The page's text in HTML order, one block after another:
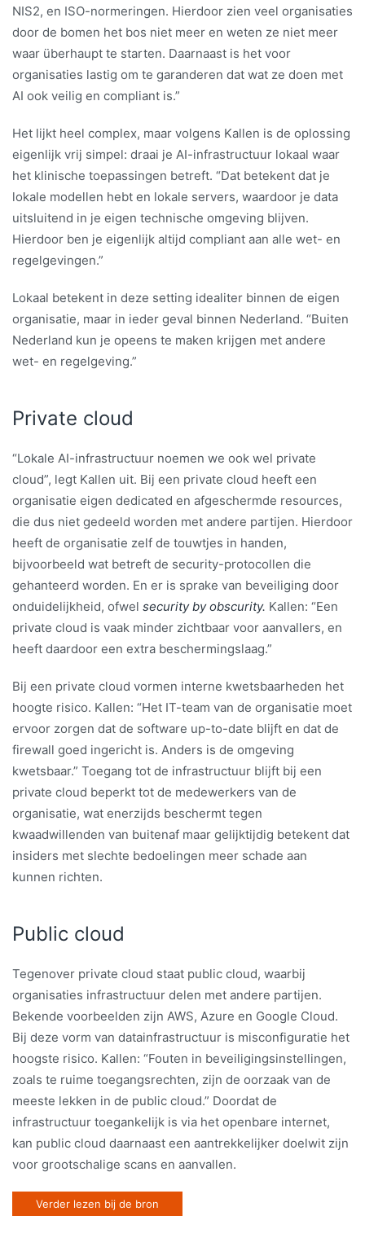
NIS2, en ISO-normeringen. Hierdoor zien veel organisaties
door de bomen het bos niet meer en weten ze niet meer
waar überhaupt te starten. Daarnaast is het voor
organisaties lastig om te garanderen dat wat ze doen met
AI ook veilig en compliant is.”
Het lijkt heel complex, maar volgens Kallen is de oplossing
eigenlijk vrij simpel: draai je AI-infrastructuur lokaal waar
het klinische toepassingen betreft. “Dat betekent dat je
lokale modellen hebt en lokale servers, waardoor je data
uitsluitend in je eigen technische omgeving blijven.
Hierdoor ben je eigenlijk altijd compliant aan alle wet- en
regelgevingen.”
Lokaal betekent in deze setting idealiter binnen de eigen
organisatie, maar in ieder geval binnen Nederland. “Buiten
Nederland kun je opeens te maken krijgen met andere
wet- en regelgeving.”
Private cloud
“Lokale AI-infrastructuur noemen we ook wel private
cloud”, legt Kallen uit. Bij een private cloud heeft een
organisatie eigen dedicated en afgeschermde resources,
die dus niet gedeeld worden met andere partijen. Hierdoor
heeft de organisatie zelf de touwtjes in handen,
bijvoorbeeld wat betreft de security-protocollen die
gehanteerd worden. En er is sprake van beveiliging door
onduidelijkheid, ofwel security by obscurity. Kallen: “Een
private cloud is vaak minder zichtbaar voor aanvallers, en
heeft daardoor een extra beschermingslaag.”
Bij een private cloud vormen interne kwetsbaarheden het
hoogte risico. Kallen: “Het IT-team van de organisatie moet
ervoor zorgen dat de software up-to-date blijft en dat de
firewall goed ingericht is. Anders is de omgeving
kwetsbaar.” Toegang tot de infrastructuur blijft bij een
private cloud beperkt tot de medewerkers van de
organisatie, wat enerzijds beschermt tegen
kwaadwillenden van buitenaf maar gelijktijdig betekent dat
insiders met slechte bedoelingen meer schade aan
kunnen richten.
Public cloud
Tegenover private cloud staat public cloud, waarbij
organisaties infrastructuur delen met andere partijen.
Bekende voorbeelden zijn AWS, Azure en Google Cloud.
Bij deze vorm van datainfrastructuur is misconfiguratie het
hoogste risico. Kallen: “Fouten in beveiligingsinstellingen,
zoals te ruime toegangsrechten, zijn de oorzaak van de
meeste lekken in de public cloud.” Doordat de
infrastructuur toegankelijk is via het openbare internet,
kan public cloud daarnaast een aantrekkelijker doelwit zijn
voor grootschalige scans en aanvallen.
Verder lezen bij de bron